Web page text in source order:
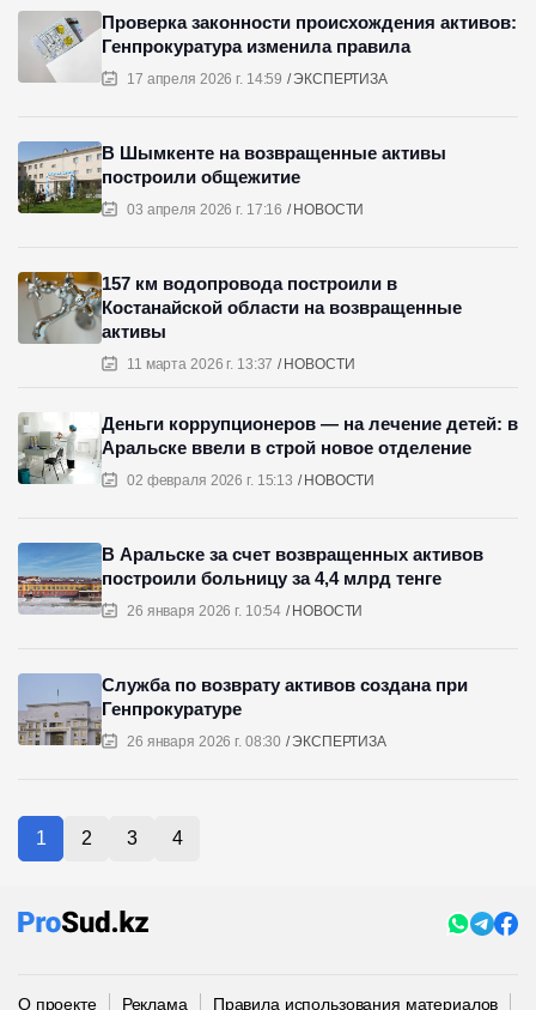
17 апреля 2026 г. 14:59 ЭКСПЕРТИЗА
Проверка законности происхождения активов:
Генпрокуратура изменила правила
03 апреля 2026 г. 17:16 НОВОСТИ
В Шымкенте на возвращенные активы
построили общежитие
11 марта 2026 г. 13:37 НОВОСТИ
157 км водопровода построили в
Костанайской области на возвращенные
активы
02 февраля 2026 г. 15:13 НОВОСТИ
Деньги коррупционеров — на лечение детей: в
Аральске ввели в строй новое отделение
26 января 2026 г. 10:54 НОВОСТИ
В Аральске за счет возвращенных активов
построили больницу за 4,4 млрд тенге
26 января 2026 г. 08:30 ЭКСПЕРТИЗА
Служба по возврату активов создана при
Генпрокуратуре
1 2 3 4
О проекте Реклама Правила использования материалов